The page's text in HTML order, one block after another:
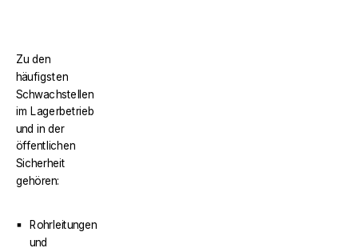
Zu den
häufigsten
Schwachstellen
im Lagerbetrieb
und in der
öffentlichen
Sicherheit
gehören:
Rohrleitungen
und